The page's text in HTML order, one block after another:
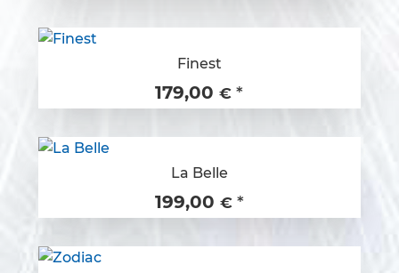
Finest
179,00€ *
La Belle
199,00 € *